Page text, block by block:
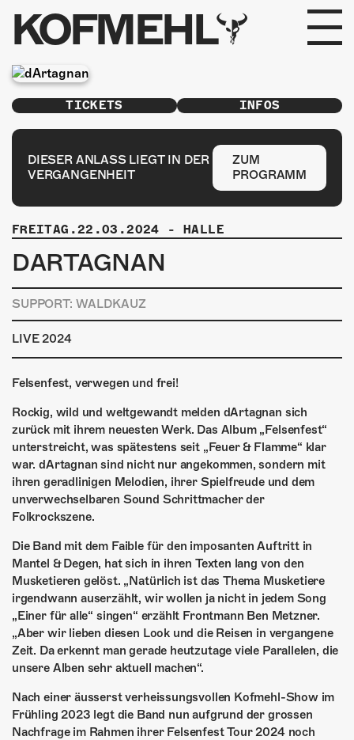
KOFMEHL
PROGRAMM
FABRIKGEFLÜSTER
GALERIE
FOTOGALERIE
PHOTOMAT
INFOS
KONTAKT
ÜBER UNS
GÖNNEREI
SHOP
MITMACHEN
TICKETS INFOS
DIESER ANLASS LIEGT IN DER
VERGANGENHEIT
ZUM
PROGRAMM
FREITAG.22.03.2024 - HALLE
DARTAGNAN
SUPPORT: WALDKAUZ
LIVE 2024
Felsenfest, verwegen und frei!
Rockig, wild und weltgewandt melden dArtagnan sich
zurück mit ihrem neuesten Werk. Das Album „Felsenfest“
unterstreicht, was spätestens seit „Feuer & Flamme“ klar
war. dArtagnan sind nicht nur angekommen, sondern mit
ihren geradlinigen Melodien, ihrer Spielfreude und dem
unverwechselbaren Sound Schrittmacher der
Folkrockszene.
Die Band mit dem Faible für den imposanten Auftritt in
Mantel & Degen, hat sich in ihren Texten lang von den
Musketieren gelöst. „Natürlich ist das Thema Musketiere
irgendwann auserzählt, wir wollen ja nicht in jedem Song
„Einer für alle“ singen“ erzählt Frontmann Ben Metzner.
„Aber wir lieben diesen Look und die Reisen in vergangene
Zeit. Da erkennt man gerade heutzutage viele Parallelen, die
unsere Alben sehr aktuell machen“.
Nach einer äusserst verheissungsvollen Kofmehl-Show im
Frühling 2023 legt die Band nun aufgrund der grossen
Nachfrage im Rahmen ihrer Felsenfest Tour 2024 noch